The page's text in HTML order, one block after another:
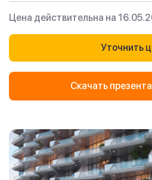
Цена действительна на
Уточнить
Скачать